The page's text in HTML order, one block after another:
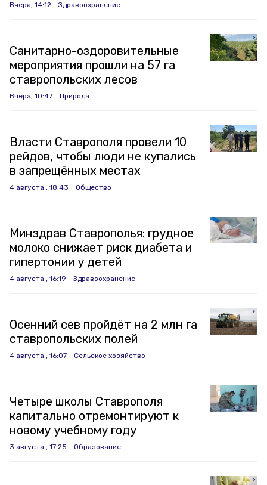
Вчера, 14:12 Здравоохранение
Санитарно-оздоровительные
мероприятия прошли на 57 га
ставропольских лесов
Вчера, 10:47 Природа
Власти Ставрополя провели 10
рейдов, чтобы люди не купались
в запрещённых местах
4 августа , 18:43 Общество
Минздрав Ставрополья: грудное
молоко снижает риск диабета и
гипертонии у детей
4 августа , 16:19 Здравоохранение
Осенний сев пройдёт на 2 млн га
ставропольских полей
4 августа , 16:07 Сельское хозяйство
Четыре школы Ставрополя
капитально отремонтируют к
новому учебному году
3 августа , 17:25 Образование